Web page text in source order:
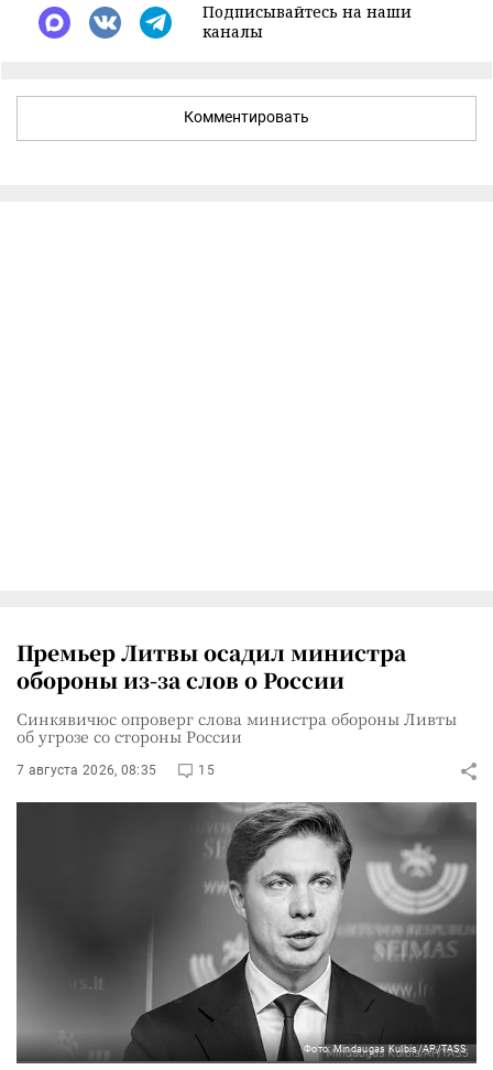
Подписывайтесь на наши
каналы
Комментировать
Премьер Литвы осадил министра
обороны из-за слов о России
Синкявичюс опроверг слова министра обороны Ливты
об угрозе со стороны России
7 августа 2026, 08:35 15
Фото: Mindaugas Kulbis/AP/TASS